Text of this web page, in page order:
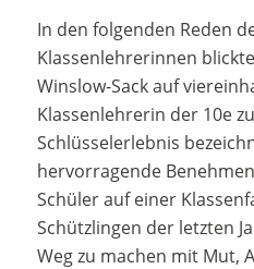
In den folgenden Reden
Klassenlehrerinnen
Winslow-Sack auf
Klassenlehrerin der 10e
Schlüsselerlebnis
hervorragende
Schüler auf einer
Schützlingen der letzten
Weg zu machen mit Mut,